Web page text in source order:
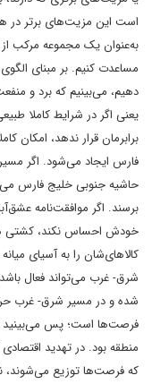
است این مزیت‌های برتر در
مساعدت کنیم. بر مبنای
دهیم، می‌بینیم که برد و
یعنی اگر در شرایط کاملا
برابرمان قرار ندهد، امکان
فارس ایجاد می‌شود. اگر
حاشیه جنوبی خلیج فارس
برسند. اگر موافقت‌نامه
خودش احساس نکند، کشتی
کالاهای‌شان را به آسیای
شرق- غرب می‌تواند فعال باشد
شده و در مسیر شرق- غرب
فرصت‌ها است؛ پس می‌بینید
منطقه بود. در تهدید
که فرصت‌ها توزیع می‌شوند،